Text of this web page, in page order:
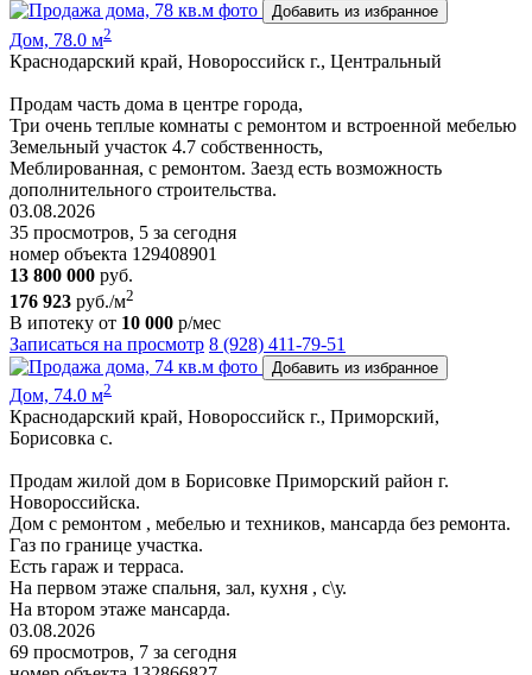
Добавить из избранное
Дом, 78.0 м2
Краснодарский край, Новороссийск г., Центральный
Продам часть дома в центре города,
Три очень теплые комнаты с ремонтом и встроенной мебелью
Земельный участок 4.7 собственность,
Меблированная, с ремонтом. Заезд есть возможность
дополнительного строительства.
03.08.2026
35 просмотров, 5 за сегодня
номер объекта 129408901
13 800 000 руб.
176 923 руб./м2
В ипотеку от 10 000 р/мес
Записаться на просмотр 8 (928) 411-79-51
Добавить из избранное
Дом, 74.0 м2
Краснодарский край, Новороссийск г., Приморский,
Борисовка с.
Продам жилой дом в Борисовке Приморский район г.
Новороссийска.
Дом с ремонтом , мебелью и техников, мансарда без ремонта.
Газ по границе участка.
Есть гараж и терраса.
На первом этаже спальня, зал, кухня , с\у.
На втором этаже мансарда.
03.08.2026
69 просмотров, 7 за сегодня